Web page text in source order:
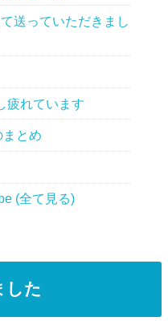
送っていただきまし
疲れています
とめ
(全て見る)
した